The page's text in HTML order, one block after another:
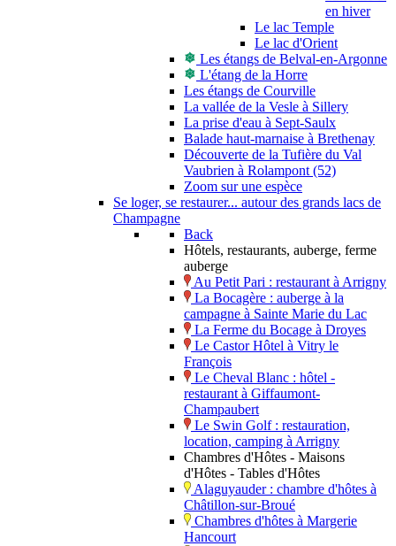
en hiver
Le lac Temple
Le lac d'Orient
Les étangs de Belval-en-Argonne
L'étang de la Horre
Les étangs de Courville
La vallée de la Vesle à Sillery
La prise d'eau à Sept-Saulx
Balade haut-marnaise à Brethenay
Découverte de la Tufière du Val
Vaubrien à Rolampont (52)
Zoom sur une espèce
Se loger, se restaurer... autour des grands lacs de
Champagne
Back
Hôtels, restaurants, auberge, ferme
auberge
Au Petit Pari : restaurant à Arrigny
La Bocagère : auberge à la
campagne à Sainte Marie du Lac
La Ferme du Bocage à Droyes
Le Castor Hôtel à Vitry le
François
Le Cheval Blanc : hôtel -
restaurant à Giffaumont-
Champaubert
Le Swin Golf : restauration,
location, camping à Arrigny
Chambres d'Hôtes - Maisons
d'Hôtes - Tables d'Hôtes
Alaguyauder : chambre d'hôtes à
Châtillon-sur-Broué
Chambres d'hôtes à Margerie
Hancourt